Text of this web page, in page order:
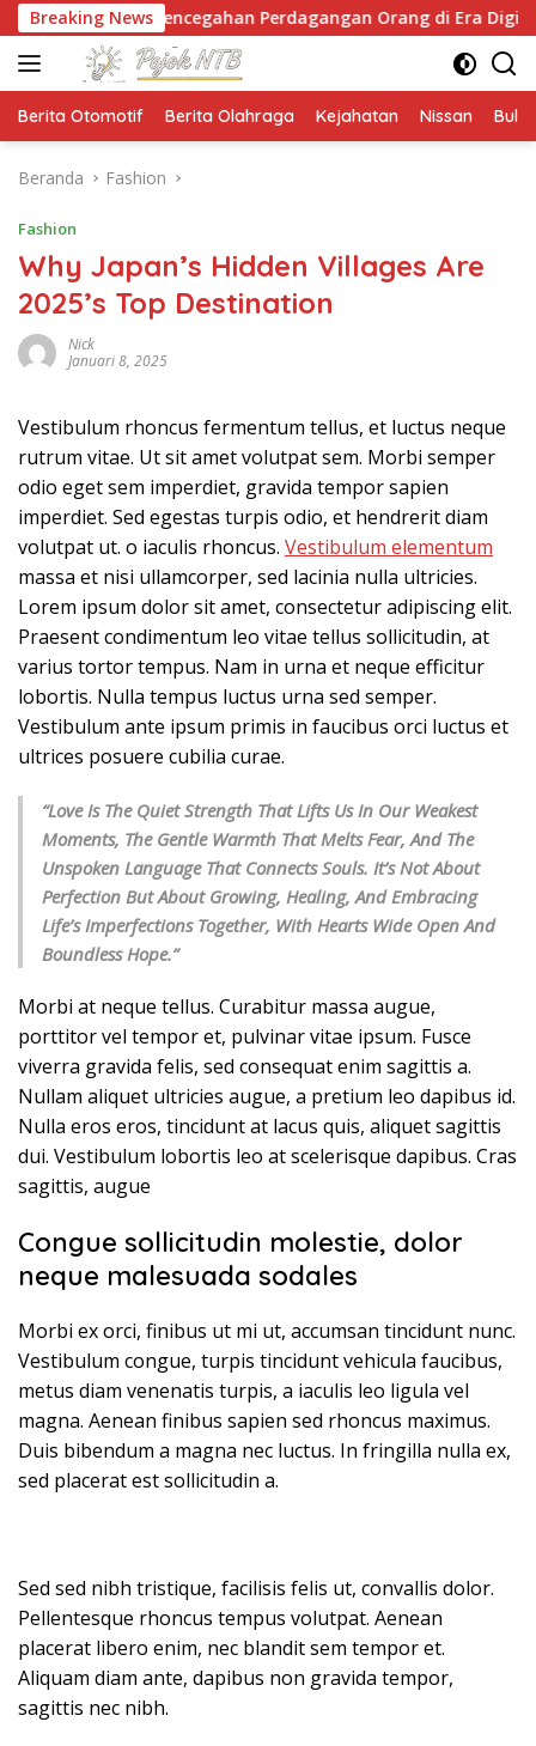
Langsung
ke
konten
Breaking News
Pencegahan Perdagangan Orang di Era Digital
Berita Otomotif Berita Olahraga Kejahatan Nissan
Beranda Fashion
Fashion
Why Japan’s Hidden Villages Are
2025’s Top Destination
Nick
Januari 8, 2025
Vestibulum rhoncus fermentum tellus, et luctus neque
rutrum vitae. Ut sit amet volutpat sem. Morbi semper
odio eget sem imperdiet, gravida tempor sapien
imperdiet. Sed egestas turpis odio, et hendrerit diam
volutpat ut. o iaculis rhoncus. Vestibulum elementum
massa et nisi ullamcorper, sed lacinia nulla ultricies.
Lorem ipsum dolor sit amet, consectetur adipiscing elit.
Praesent condimentum leo vitae tellus sollicitudin, at
varius tortor tempus. Nam in urna et neque efficitur
lobortis. Nulla tempus luctus urna sed semper.
Vestibulum ante ipsum primis in faucibus orci luctus et
ultrices posuere cubilia curae.
“Love Is The Quiet Strength That Lifts Us In Our Weakest
Moments, The Gentle Warmth That Melts Fear, And The
Unspoken Language That Connects Souls. It’s Not About
Perfection But About Growing, Healing, And Embracing
Life’s Imperfections Together, With Hearts Wide Open And
Boundless Hope.”
Morbi at neque tellus. Curabitur massa augue,
porttitor vel tempor et, pulvinar vitae ipsum. Fusce
viverra gravida felis, sed consequat enim sagittis a.
Nullam aliquet ultricies augue, a pretium leo dapibus id.
Nulla eros eros, tincidunt at lacus quis, aliquet sagittis
dui. Vestibulum lobortis leo at scelerisque dapibus. Cras
sagittis, augue
Congue sollicitudin molestie, dolor
neque malesuada sodales
Morbi ex orci, finibus ut mi ut, accumsan tincidunt nunc.
Vestibulum congue, turpis tincidunt vehicula faucibus,
metus diam venenatis turpis, a iaculis leo ligula vel
magna. Aenean finibus sapien sed rhoncus maximus.
Duis bibendum a magna nec luctus. In fringilla nulla ex,
sed placerat est sollicitudin a.
Sed sed nibh tristique, facilisis felis ut, convallis dolor.
Pellentesque rhoncus tempus volutpat. Aenean
placerat libero enim, nec blandit sem tempor et.
Aliquam diam ante, dapibus non gravida tempor,
sagittis nec nibh.